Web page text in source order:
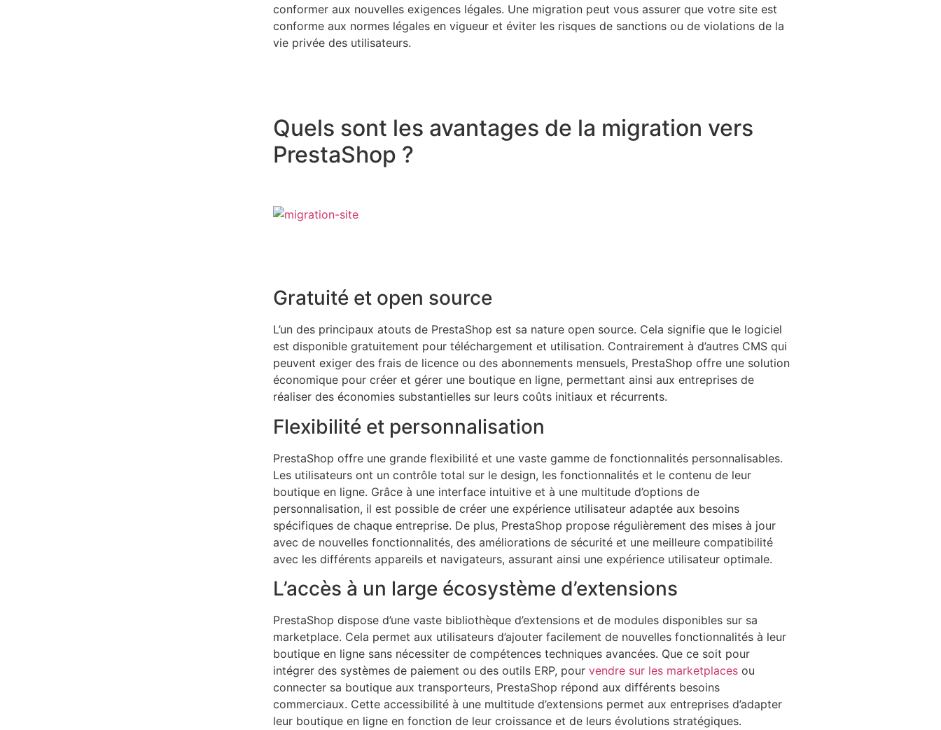
conformer aux nouvelles exigences légales. Une migration peut vous assurer que votre site est
conforme aux normes légales en vigueur et éviter les risques de sanctions ou de violations de la
vie privée des utilisateurs.
Quels sont les avantages de la migration vers
PrestaShop ?
Gratuité et open source
L’un des principaux atouts de PrestaShop est sa nature open source. Cela signifie que le logiciel
est disponible gratuitement pour téléchargement et utilisation. Contrairement à d’autres CMS qui
peuvent exiger des frais de licence ou des abonnements mensuels, PrestaShop offre une solution
économique pour créer et gérer une boutique en ligne, permettant ainsi aux entreprises de
réaliser des économies substantielles sur leurs coûts initiaux et récurrents.
Flexibilité et personnalisation
PrestaShop offre une grande flexibilité et une vaste gamme de fonctionnalités personnalisables.
Les utilisateurs ont un contrôle total sur le design, les fonctionnalités et le contenu de leur
boutique en ligne. Grâce à une interface intuitive et à une multitude d’options de
personnalisation, il est possible de créer une expérience utilisateur adaptée aux besoins
spécifiques de chaque entreprise. De plus, PrestaShop propose régulièrement des mises à jour
avec de nouvelles fonctionnalités, des améliorations de sécurité et une meilleure compatibilité
avec les différents appareils et navigateurs, assurant ainsi une expérience utilisateur optimale.
L’accès à un large écosystème d’extensions
PrestaShop dispose d’une vaste bibliothèque d’extensions et de modules disponibles sur sa
marketplace. Cela permet aux utilisateurs d’ajouter facilement de nouvelles fonctionnalités à leur
boutique en ligne sans nécessiter de compétences techniques avancées. Que ce soit pour
intégrer des systèmes de paiement ou des outils ERP, pour vendre sur les marketplacesou
connecter sa boutique aux transporteurs, PrestaShop répond aux différents besoins
commerciaux. Cette accessibilité à une multitude d’extensions permet aux entreprises d’adapter
leur boutique en ligne en fonction de leur croissance et de leurs évolutions stratégiques.